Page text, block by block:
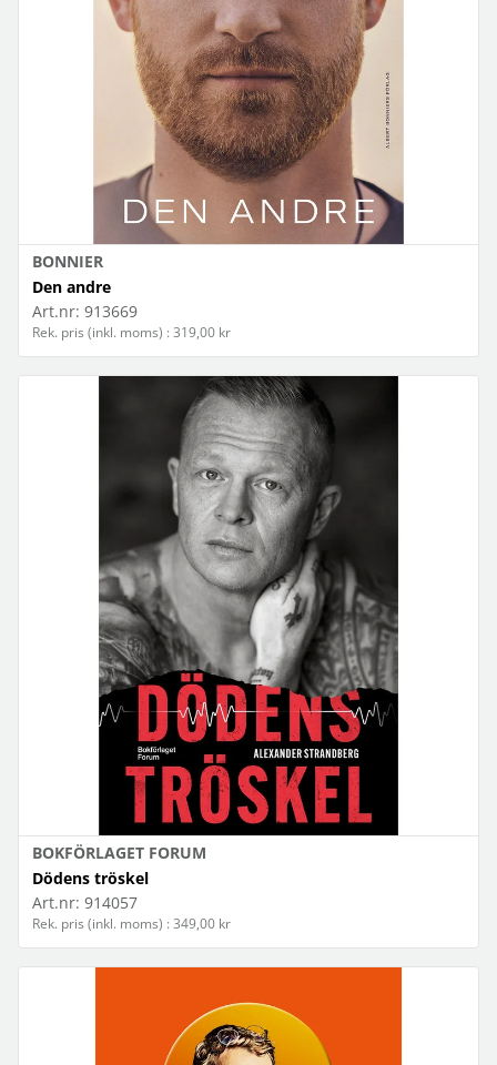
BONNIER
Den andre
Art.nr: 913669
Rek. pris (inkl. moms) : 319,00 kr
BOKFÖRLAGET FORUM
Dödens tröskel
Art.nr: 914057
Rek. pris (inkl. moms) : 349,00 kr